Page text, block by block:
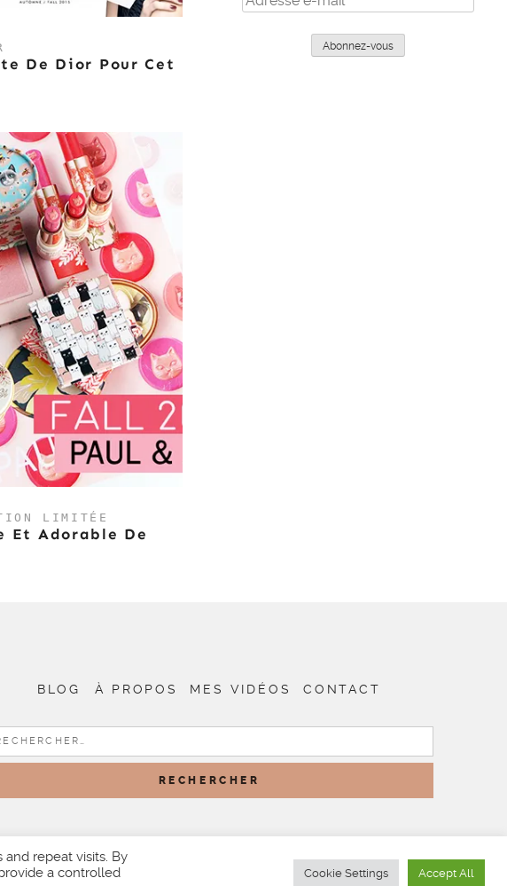
De Dior Pour Cet
LIMITÉE
Et Adorable De
e-
Abonnez-vous
BLOG À PROPOS MES VIDÉOS CONTACT
RECHERCHER :
repeat visits. By
a controlled
Cookie Settings Accept All